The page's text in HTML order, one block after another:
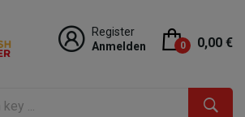
Register
Anmelden
0 0,00 €